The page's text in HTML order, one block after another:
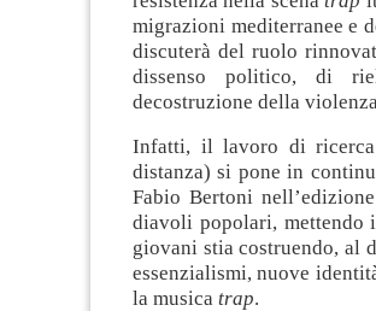
migrazioni mediterranee e
discuterà del ruolo
dissenso politico, di
decostruzione della
Infatti, il lavoro di ricerca
distanza) si pone in
Fabio Bertoni
diavoli popolari, mettendo
giovani stia costruendo, al
essenzialismi, nuove
la musica trap.